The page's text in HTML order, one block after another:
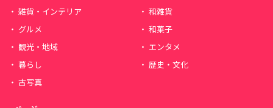
雑貨・インテリア
和雑貨
グルメ
和菓子
観光・地域
エンタメ
暮らし
歴史・文化
古写真